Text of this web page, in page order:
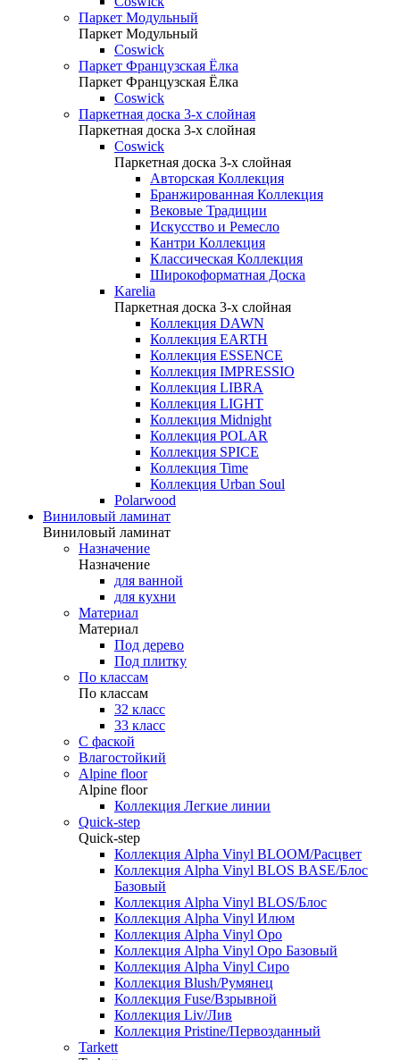
Паркет Модульный
Паркет Модульный
Coswick
Паркет Французская Ёлка
Паркет Французская Ёлка
Coswick
Паркетная доска 3-х слойная
Паркетная доска 3-х слойная
Coswick
Паркетная доска 3-х слойная
Авторская Коллекция
Бранжированная Коллекция
Вековые Традиции
Искусство и Ремесло
Кантри Коллекция
Классическая Коллекция
Широкоформатная Доска
Karelia
Паркетная доска 3-х слойная
Коллекция DAWN
Коллекция EARTH
Коллекция ESSENCE
Коллекция IMPRESSIO
Коллекция LIBRA
Коллекция LIGHT
Коллекция Midnight
Коллекция POLAR
Коллекция SPICE
Коллекция Time
Коллекция Urban Soul
Polarwood
Виниловый ламинат
Виниловый ламинат
Назначение
Назначение
для ванной
для кухни
Материал
Материал
Под дерево
Под плитку
По классам
По классам
32 класс
33 класс
С фаской
Влагостойкий
Alpine floor
Alpine floor
Коллекция Легкие линии
Quick-step
Quick-step
Коллекция Alpha Vinyl BLOOM/Расцвет
Коллекция Alpha Vinyl BLOS BASE/Блос
Базовый
Коллекция Alpha Vinyl BLOS/Блос
Коллекция Alpha Vinyl Илюм
Коллекция Alpha Vinyl Оро
Коллекция Alpha Vinyl Оро Базовый
Коллекция Alpha Vinyl Сиро
Коллекция Blush/Румянец
Коллекция Fuse/Взрывной
Коллекция Liv/Лив
Коллекция Pristine/Первозданный
Tarkett